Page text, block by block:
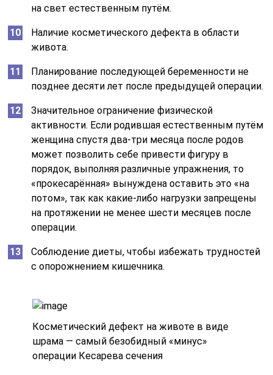
на свет естественным путём.
Наличие косметического дефекта в области
живота.
Планирование последующей беременности не
позднее десяти лет после предыдущей операции.
Значительное ограничение физической
активности. Если родившая естественным путём
женщина спустя два-три месяца после родов
может позволить себе привести фигуру в
порядок, выполняя различные упражнения, то
«прокесарённая» вынуждена оставить это «на
потом», так как какие-либо нагрузки запрещены
на протяжении не менее шести месяцев после
операции.
Соблюдение диеты, чтобы избежать трудностей
с опорожнением кишечника.
Косметический дефект на животе в виде
шрама — самый безобидный «минус»
операции Кесарева сечения